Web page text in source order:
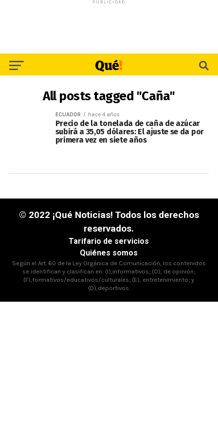
PUBLICIDAD
All posts tagged "Caña"
ECUADOR hace 4 años
Precio de la tonelada de caña de azúcar
subirá a 35,05 dólares: El ajuste se da por
primera vez en siete años
© 2022 ¡Qué Noticias! Todos los derechos
reservados.
Tarifario de servicios
Quiénes somos
Según el Art. 60 de la Ley Orgánica de Comunicación, los contenidos
se identifican y clasifican en: (I),informativos; (O), de opinión;
(F),formativos/educativos/culturales; (E), entretenimiento; y
(D),deportivos.